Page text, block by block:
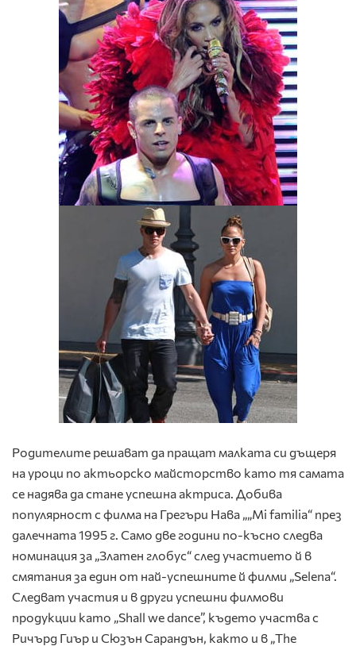
Родителите решават да пращат малката си дъщеря
на уроци по актьорско майсторство като тя самата
се надява да стане успешна актриса. Добива
популярност с филма на Грегъри Нава „„Mi familia“ през
далечната 1995 г. Само две години по-късно следва
номинация за „Златен глобус“ след участието й в
смятания за един от най-успешните й филми „Selena“.
Следват участия и в други успешни филмови
продукции като „Shall we dance”, където участва с
Ричърд Гиър и Сюзън Сарандън, както и в „The